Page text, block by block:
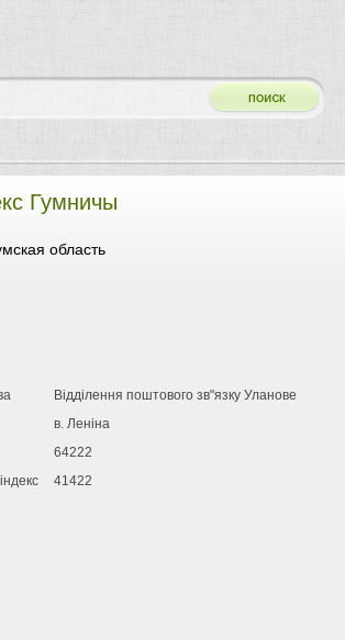
Гумничы
область
Відділення поштового зв"язку Уланове
в. Леніна
64222
41422